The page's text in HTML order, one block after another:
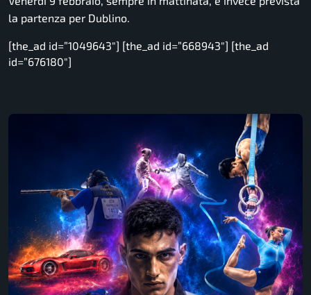
la partenza per Dublino.
[the_ad id=”1049643″] [the_ad id=”668943″] [the_ad
id=”676180″]